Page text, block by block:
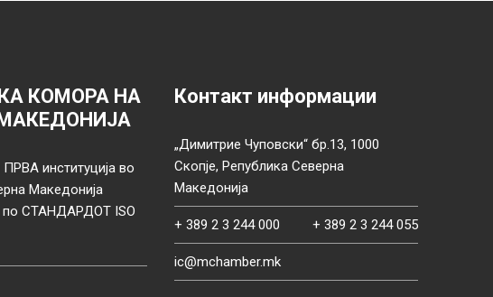
КОМОРА НА
институција во
Македонија
по СТАНДАРДОТ ISO
Контакт информации
„Димитрие Чуповски“ бр.13, 1000
Скопје, Република Северна
Македонија
+ 389 2 3 244 000 + 389 2 3 244 055
ic@mchamber.mk